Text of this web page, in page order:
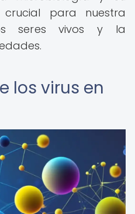
para nuestra
seres vivos y la
los virus en